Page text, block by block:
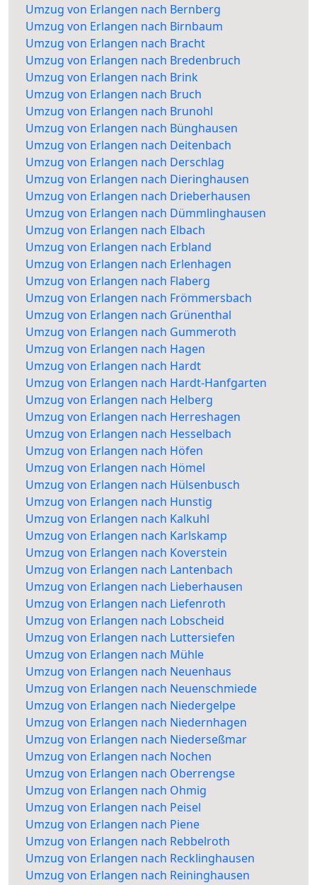
Umzug von Erlangen nach Bernberg
Umzug von Erlangen nach Birnbaum
Umzug von Erlangen nach Bracht
Umzug von Erlangen nach Bredenbruch
Umzug von Erlangen nach Brink
Umzug von Erlangen nach Bruch
Umzug von Erlangen nach Brunohl
Umzug von Erlangen nach Bünghausen
Umzug von Erlangen nach Deitenbach
Umzug von Erlangen nach Derschlag
Umzug von Erlangen nach Dieringhausen
Umzug von Erlangen nach Drieberhausen
Umzug von Erlangen nach Dümmlinghausen
Umzug von Erlangen nach Elbach
Umzug von Erlangen nach Erbland
Umzug von Erlangen nach Erlenhagen
Umzug von Erlangen nach Flaberg
Umzug von Erlangen nach Frömmersbach
Umzug von Erlangen nach Grünenthal
Umzug von Erlangen nach Gummeroth
Umzug von Erlangen nach Hagen
Umzug von Erlangen nach Hardt
Umzug von Erlangen nach Hardt-Hanfgarten
Umzug von Erlangen nach Helberg
Umzug von Erlangen nach Herreshagen
Umzug von Erlangen nach Hesselbach
Umzug von Erlangen nach Höfen
Umzug von Erlangen nach Hömel
Umzug von Erlangen nach Hülsenbusch
Umzug von Erlangen nach Hunstig
Umzug von Erlangen nach Kalkuhl
Umzug von Erlangen nach Karlskamp
Umzug von Erlangen nach Koverstein
Umzug von Erlangen nach Lantenbach
Umzug von Erlangen nach Lieberhausen
Umzug von Erlangen nach Liefenroth
Umzug von Erlangen nach Lobscheid
Umzug von Erlangen nach Luttersiefen
Umzug von Erlangen nach Mühle
Umzug von Erlangen nach Neuenhaus
Umzug von Erlangen nach Neuenschmiede
Umzug von Erlangen nach Niedergelpe
Umzug von Erlangen nach Niedernhagen
Umzug von Erlangen nach Niederseßmar
Umzug von Erlangen nach Nochen
Umzug von Erlangen nach Oberrengse
Umzug von Erlangen nach Ohmig
Umzug von Erlangen nach Peisel
Umzug von Erlangen nach Piene
Umzug von Erlangen nach Rebbelroth
Umzug von Erlangen nach Recklinghausen
Umzug von Erlangen nach Reininghausen